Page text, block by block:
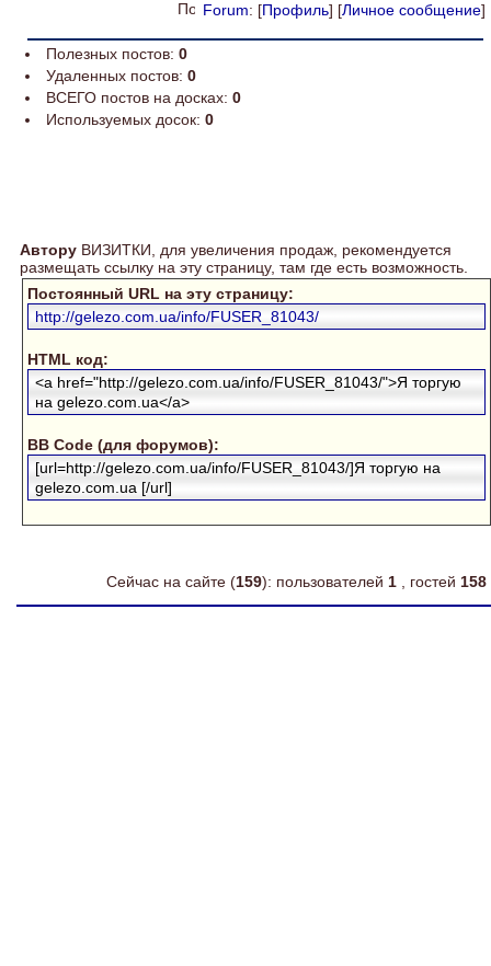
Forum: [Профиль] [Личное сообщение]
Полезных постов: 0
Удаленных постов: 0
ВСЕГО постов на досках: 0
Используемых досок: 0
Автору ВИЗИТКИ, для увеличения продаж, рекомендуется
размещать ссылку на эту страницу, там где есть возможность.
Постоянный URL на эту страницу:
http://gelezo.com.ua/info/FUSER_81043/
HTML код:
<a href="http://gelezo.com.ua/info/FUSER_81043/">Я торгую
на gelezo.com.ua</a>
BB Code (для форумов):
[url=http://gelezo.com.ua/info/FUSER_81043/]Я торгую на
gelezo.com.ua [/url]
Сейчас на сайте (159): пользователей 1 , гостей 158